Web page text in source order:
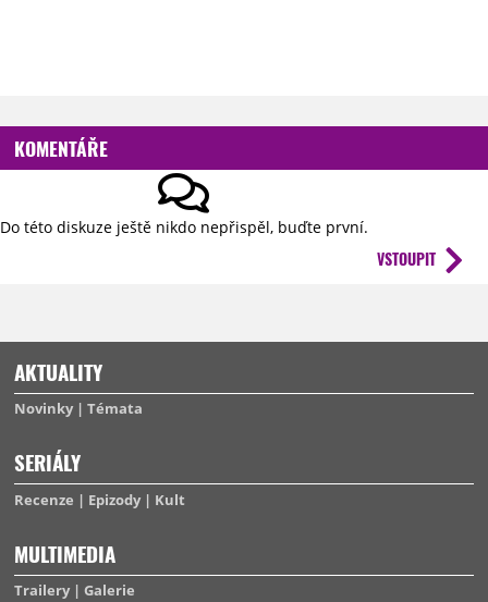
KOMENTÁŘE
Do této diskuze ještě nikdo nepřispěl, buďte první.
VSTOUPIT
AKTUALITY
Novinky Témata
SERIÁLY
Recenze Epizody Kult
MULTIMEDIA
Trailery Galerie